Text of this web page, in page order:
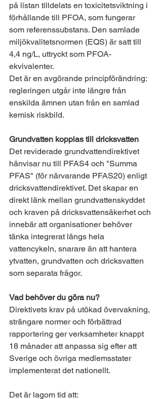
på listan tilldelats en toxicitetsviktning i
förhållande till PFOA, som fungerar
som referenssubstans. Den samlade
miljökvalitetsnormen (EQS) är satt till
4,4 ng/L, uttryckt som PFOA-
ekvivalenter.
Det är en avgörande principförändring:
regleringen utgår inte längre från
enskilda ämnen utan från en samlad
kemisk riskbild.
Grundvatten kopplas till dricksvatten
Det reviderade grundvattendirektivet
hänvisar nu till PFAS4 och "Summa
PFAS" (för närvarande PFAS20) enligt
dricksvattendirektivet. Det skapar en
direkt länk mellan grundvattenskyddet
och kraven på dricksvattensäkerhet och
innebär att organisationer behöver
tänka integrerat längs hela
vattencykeln, snarare än att hantera
ytvatten, grundvatten och dricksvatten
som separata frågor.
Vad behöver du göra nu?
Direktivets krav på utökad övervakning,
strängare normer och förbättrad
rapportering ger verksamheter knappt
18 månader att anpassa sig efter att
Sverige och övriga medlemsstater
implementerat det nationellt.
Det är lagom tid att: